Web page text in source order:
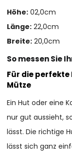
Höhe: 02,0cm
Länge: 22,0cm
Breite: 20,0cm
So messen Sie
Für die perfekte
Mütze
Ein Hut oder eine
nur gut aussieht,
lässt. Die richtige
lässt sich ganz